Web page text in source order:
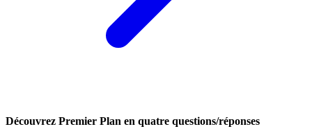
Découvrez Premier Plan en quatre questions/réponses